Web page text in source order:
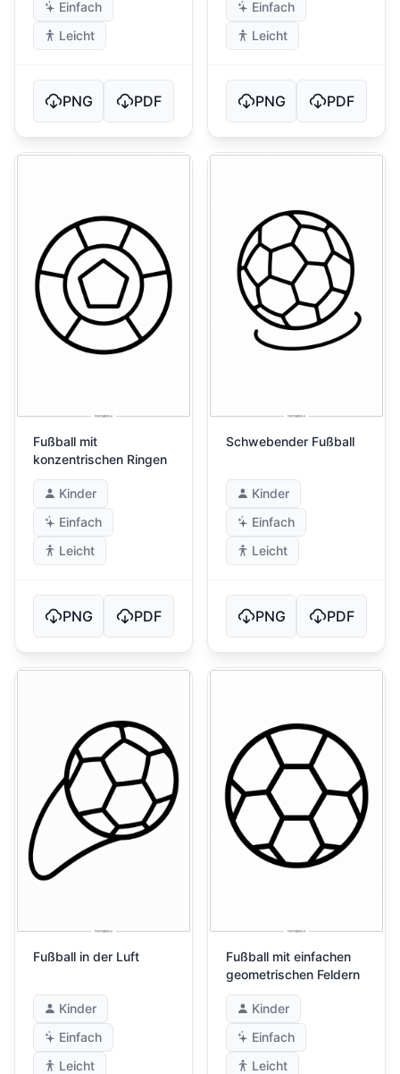
Einfach
Leicht
PNG PDF
Einfach
Leicht
PNG PDF
Fußball mit
konzentrischen Ringen
Kinder
Einfach
Leicht
PNG PDF
Schwebender Fußball
Kinder
Einfach
Leicht
PNG PDF
Fußball in der Luft
Kinder
Einfach
Leicht
Fußball mit einfachen
geometrischen Feldern
Kinder
Einfach
Leicht